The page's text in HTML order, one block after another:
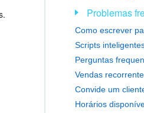
Problemas
Como escrever
Scripts
Perguntas
Vendas
Horários